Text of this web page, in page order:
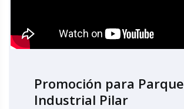
Promoción para Parque
Industrial Pilar